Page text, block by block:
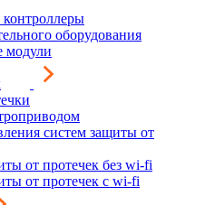
оборудования
модули
систем защиты от
от протечек без wi-fi
от протечек с wi-fi